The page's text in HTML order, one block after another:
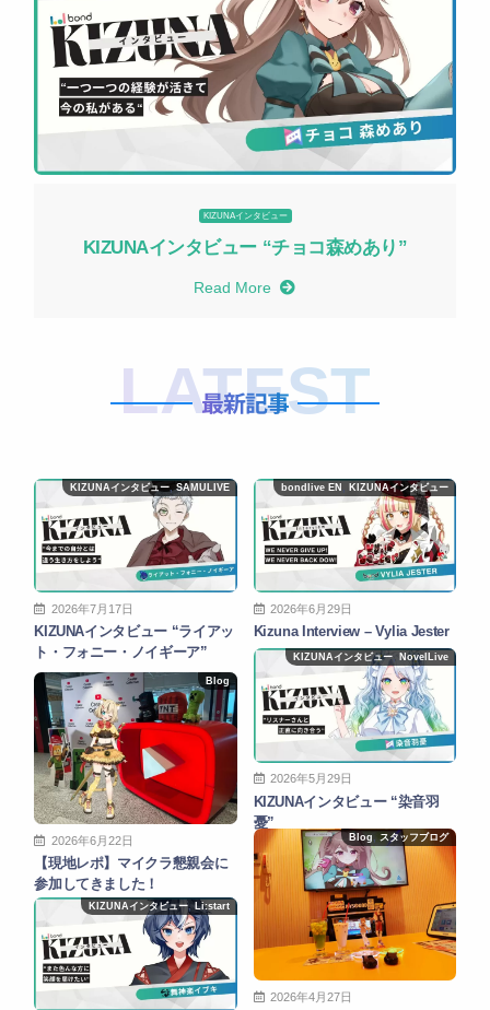
KIZUNAインタビュー
KIZUNAインタビュー “チョコ森めあり”
Read More
LATEST
最新記事
KIZUNAインタビュー, SAMULIVE
2026年7月17日
KIZUNAインタビュー “ライアッ
ト・フォニー・ノイギーア”
bondlive EN KIZUNAインタビュー
2026年6月29日
Kizuna Interview – Vylia Jester
Blog
2026年6月22日
【現地レポ】マイクラ懇親会に
参加してきました！
KIZUNAインタビュー, NovelLive
2026年5月29日
KIZUNAインタビュー “染音羽
憂”
KIZUNAインタビュー,Li:start
Blog, スタッフブログ
2026年4月27日